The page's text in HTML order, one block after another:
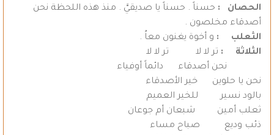
الحصان : حسناً . حسناً يا صديقيَّ . منذ هذه اللحظة نحن
أصدقاء مخلصون .
الثعلب : و أخوة يغنون معاُ .
الثلاثة : تر لا لا تر لا لا
نحن أصدقاء دائماً أوفياء
نحن يا حلوين خير الأصدقاء
بالود نسير للخير العميم
ثعلب أمين شبعان أم جوعان
ذئب وديع صباح مساء